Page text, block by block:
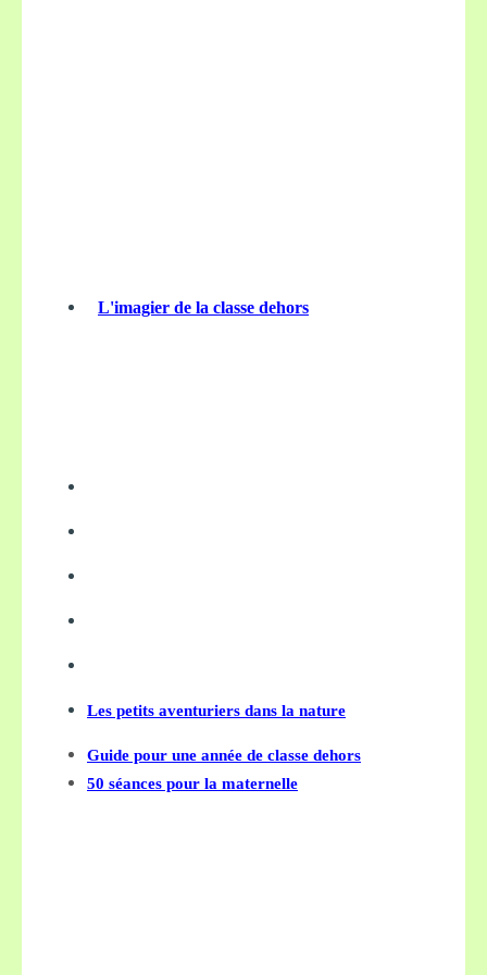
L'imagier de la classe dehors
Les petits aventuriers dans la nature
Guide pour une année de classe dehors
50 séances pour la maternelle